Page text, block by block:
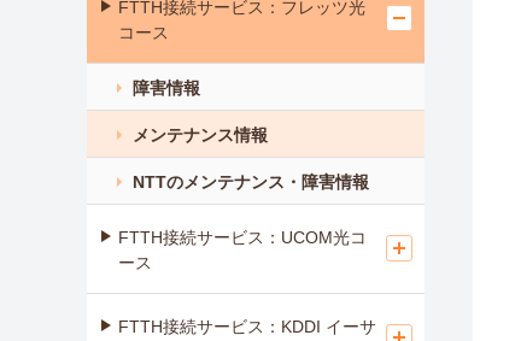
FTTH接続サービス：フレッツ光
コース
障害情報
メンテナンス情報
NTTのメンテナンス・障害情報
FTTH接続サービス：UCOM光コ
ース
FTTH接続サービス：KDDI イーサ